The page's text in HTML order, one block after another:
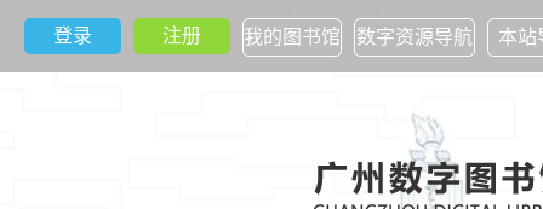
登录 注册 我的图书馆 数字资源导航 本站